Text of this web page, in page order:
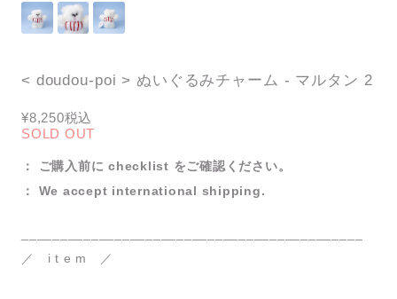
< doudou-poi > ぬいぐるみチャーム - マルタン 2
¥8,250税込
SOLD OUT
： ご購入前に checklist をご確認ください。
： We accept international shipping.
／ i t e m ／